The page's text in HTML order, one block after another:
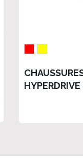
HYPERDRIVE